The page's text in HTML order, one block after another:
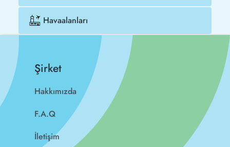
Havaalanları
Şirket
Hakkımızda
F.A.Q
İletişim